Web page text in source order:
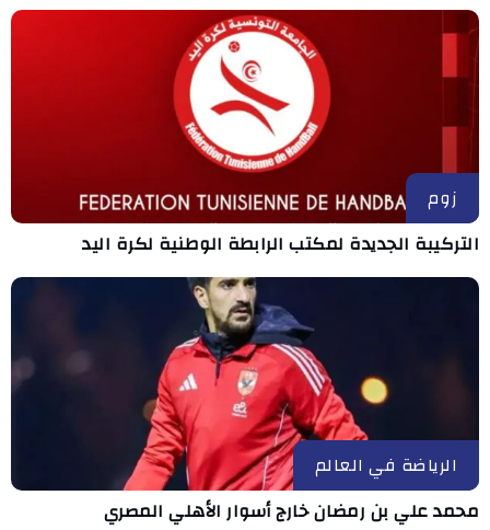
زوم
التركيبة الجديدة لمكتب الرابطة الوطنية لكرة اليد
الرياضة في العالم
محمد علي بن رمضان خارج أسوار الأهلي المصري